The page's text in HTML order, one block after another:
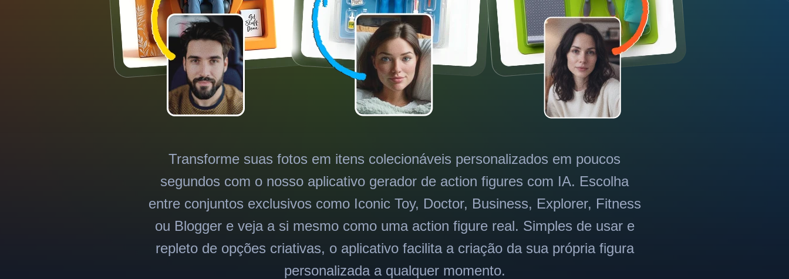
Transforme suas fotos em itens colecionáveis personalizados em poucos
segundos com o nosso aplicativo gerador de action figures com IA. Escolha
entre conjuntos exclusivos como Iconic Toy, Doctor, Business, Explorer, Fitness
ou Blogger e veja a si mesmo como uma action figure real. Simples de usar e
repleto de opções criativas, o aplicativo facilita a criação da sua própria figura
personalizada a qualquer momento.